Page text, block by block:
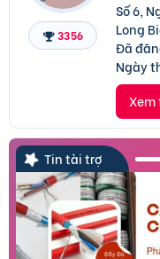
3356
Số 6,
Long
Đã
Ngày
Tin tài trợ